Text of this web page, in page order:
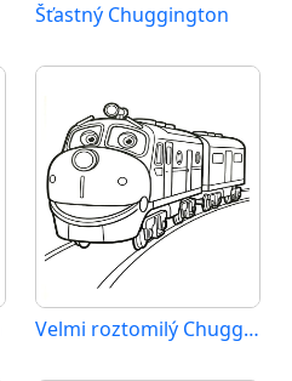
Šťastný Chuggington
Velmi roztomilý Chuggington